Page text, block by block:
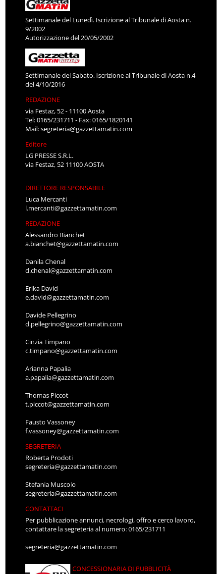
Settimanale del Lunedì. Iscrizione al Tribunale di Aosta n.
9/2002
Autorizzazione del 20/05/2002
Settimanale del Sabato. Iscrizione al Tribunale di Aosta n.4
del 4/10/2016
REDAZIONE
via Festaz, 52 - 11100 Aosta
Tel: 0165/231711 - Fax: 0165/1820141
Mail:segreteria@gazzettamatin.com
Editore
LG PRESSE S.R.L.
via Festaz, 52 11100 AOSTA
DIRETTORE RESPONSABILE
Luca Mercanti
l.mercanti@gazzettamatin.com
REDAZIONE
Alessandro Bianchet
a.bianchet@gazzettamatin.com
Danila Chenal
d.chenal@gazzettamatin.com
Erika David
e.david@gazzettamatin.com
Davide Pellegrino
d.pellegrino@gazzettamatin.com
Cinzia Timpano
c.timpano@gazzettamatin.com
Arianna Papalia
a.papalia@gazzettamatin.com
Thomas Piccot
t.piccot@gazzettamatin.com
Fausto Vassoney
f.vassoney@gazzettamatin.com
SEGRETERIA
Roberta Prodoti
segreteria@gazzettamatin.com
Stefania Muscolo
segreteria@gazzettamatin.com
CONTATTACI
Per pubblicazione annunci, necrologi, offro e cerco lavoro,
contattare la segreteria al numero: 0165/231711
segreteria@gazzettamatin.com
CONCESSIONARIA DI PUBBLICITÀ